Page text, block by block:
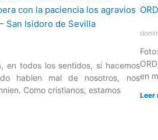
en todos los sentidos, si hacemos
hablen mal de nosotros, nos
Como cristianos, estamos
en
Leer